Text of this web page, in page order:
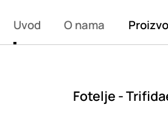
Uvod O nama
Fotelje -